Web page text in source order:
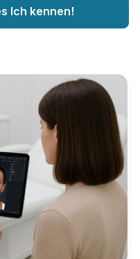
Ich kennen!